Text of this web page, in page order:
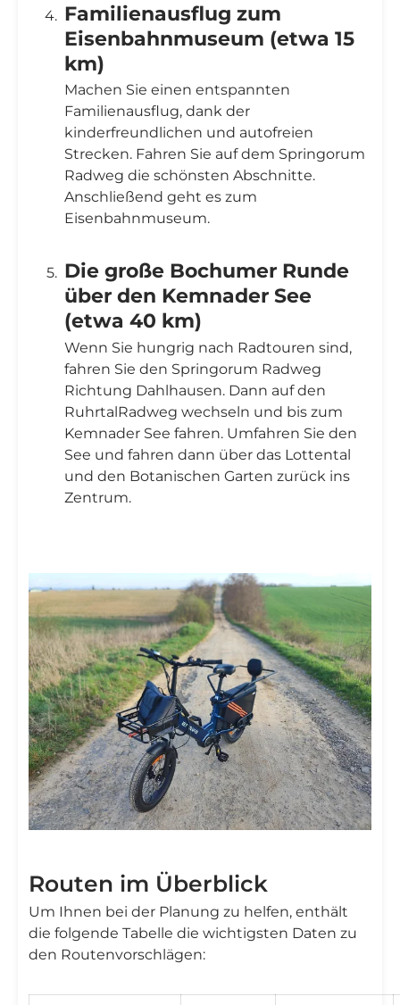
Familienausflug zum
Eisenbahnmuseum (etwa 15
km)
Machen Sie einen entspannten
Familienausflug, dank der
kinderfreundlichen und autofreien
Strecken. Fahren Sie auf dem Springorum
Radweg die schönsten Abschnitte.
Anschließend geht es zum
Eisenbahnmuseum.
Die große Bochumer Runde
über den Kemnader See
(etwa 40 km)
Wenn Sie hungrig nach Radtouren sind,
fahren Sie den Springorum Radweg
Richtung Dahlhausen. Dann auf den
RuhrtalRadweg wechseln und bis zum
Kemnader See fahren. Umfahren Sie den
See und fahren dann über das Lottental
und den Botanischen Garten zurück ins
Zentrum.
Routen im Überblick
Um Ihnen bei der Planung zu helfen, enthält
die folgende Tabelle die wichtigsten Daten zu
den Routenvorschlägen: